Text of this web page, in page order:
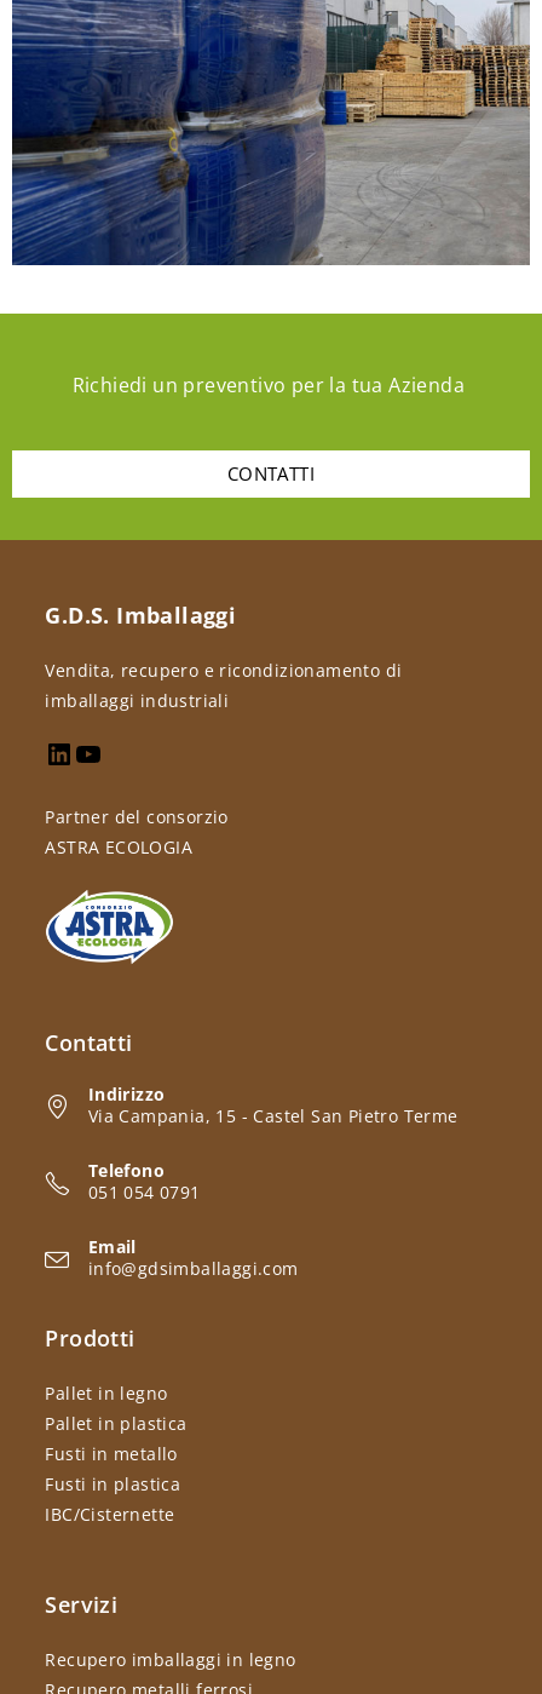
Richiedi un preventivo per la tua Azienda
CONTATTI
G.D.S. Imballaggi
Vendita, recupero e ricondizionamento di
imballaggi industriali
Partner del consorzio
ASTRA ECOLOGIA
Contatti
Indirizzo
Via Campania, 15 - Castel San Pietro Terme
Telefono
051 054 0791
Email
info@gdsimballaggi.com
Prodotti
Pallet in legno
Pallet in plastica
Fusti in metallo
Fusti in plastica
IBC/Cisternette
Servizi
Recupero imballaggi in legno